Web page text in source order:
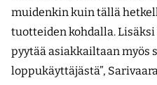
muidenkin kuin tällä
tuotteiden kohdalla.
pyytää asiakkailtaan myös
loppukäyttäjästä”,